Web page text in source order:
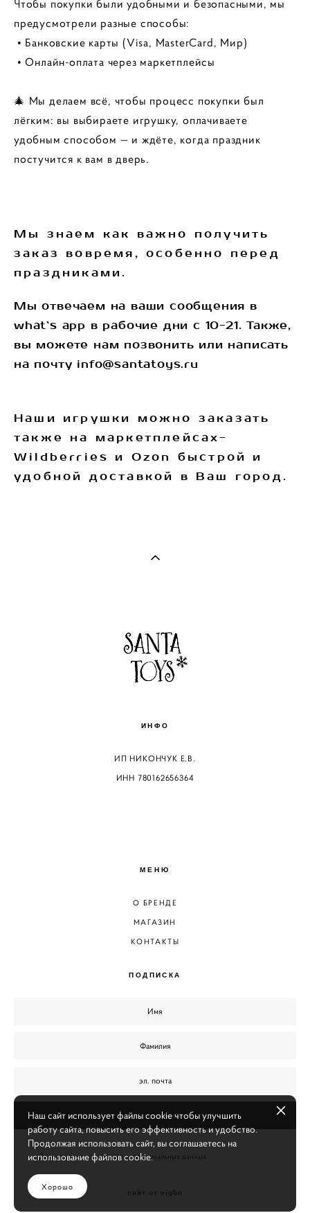
Чтобы покупки были удобными и безопасными, мы
предусмотрели разные способы:
• Банковские карты (Visa, MasterCard, Мир)
• Онлайн-оплата через маркетплейсы
🎄 Мы делаем всё, чтобы процесс покупки был
лёгким: вы выбираете игрушку, оплачиваете
удобным способом — и ждёте, когда праздник
постучится к вам в дверь.
Мы знаем как важно получить
заказ вовремя, особенно перед
праздниками.
Мы отвечаем на ваши сообщения в
what`s app в рабочие дни с 10-21. Также,
вы можете нам позвонить или написать
на почту info@santatoys.ru
Наши игрушки можно заказать
также на маркетплейсах-
Wildberries и Ozon быстрой и
удобной доставкой в Ваш город.
ИНФО
ИП НИКОНЧУК Е.В.
ИНН 780162656364
МЕНЮ
О БРЕНДЕ
МАГАЗИН
КОНТАКТЫ
ПОДПИСКА
Подписаться
Даю согласие на обработку персональных данных
сайт от vigbo
Наш сайт использует файлы cookie чтобы улучшить
работу сайта, повысить его эффективность и удобство.
Продолжая использовать сайт, вы соглашаетесь на
использование файлов cookie.
Хорошо